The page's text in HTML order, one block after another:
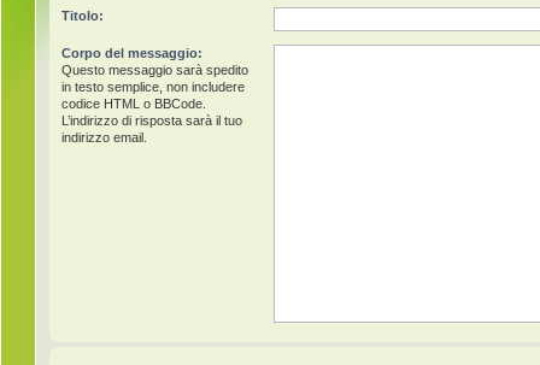
Titolo:
Corpo del messaggio:
Questo messaggio sarà spedito
in testo semplice, non includere
codice HTML o BBCode.
L’indirizzo di risposta sarà il tuo
indirizzo email.